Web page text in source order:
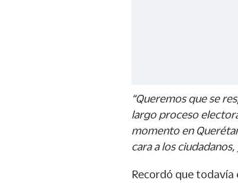
“Queremos que se
largo proceso
momento en
cara a los
Recordó que todavía